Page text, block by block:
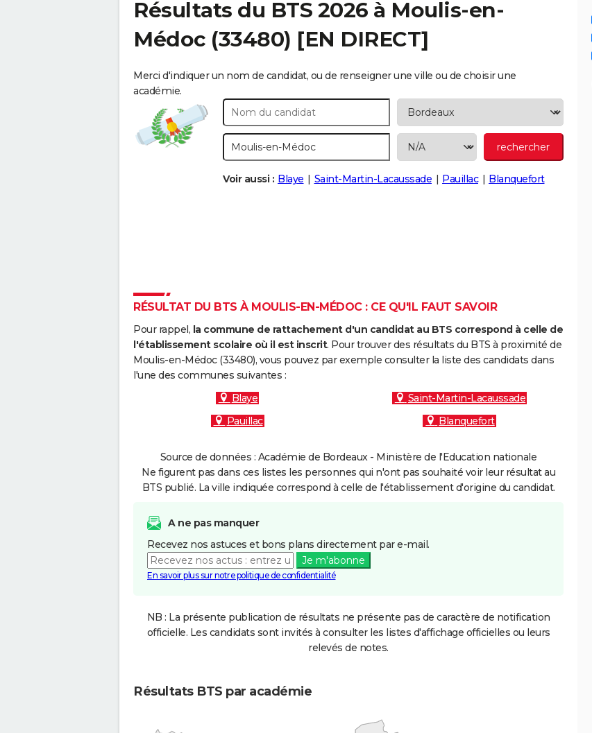
Résultats du BTS 2026 à Moulis-en-
Médoc (33480) [EN DIRECT]
Merci d'indiquer un nom de candidat, ou de renseigner une ville ou de choisir une
académie.
Voir aussi : Blaye Saint-Martin-Lacaussade Pauillac Blanquefort
RÉSULTAT DU BTS À MOULIS-EN-MÉDOC : CE QU'IL FAUT SAVOIR
Pour rappel, la commune de rattachement d'un candidat au BTS correspond à celle de
l'établissement scolaire où il est inscrit. Pour trouver des résultats du BTS à proximité de
Moulis-en-Médoc (33480), vous pouvez par exemple consulter la liste des candidats dans
l'une des communes suivantes :
Blaye
Saint-Martin-Lacaussade
Pauillac
Blanquefort
Source de données : Académie de Bordeaux - Ministère de l'Education nationale
Ne figurent pas dans ces listes les personnes qui n'ont pas souhaité voir leur résultat au
BTS publié. La ville indiquée correspond à celle de l'établissement d'origine du candidat.
A ne pas manquer
Recevez nos astuces et bons plans directement par e-mail.
Je m'abonne
En savoir plus sur notre politique de confidentialité
NB : La présente publication de résultats ne présente pas de caractère de notification
officielle. Les candidats sont invités à consulter les listes d'affichage officielles ou leurs
relevés de notes.
Résultats BTS par académie